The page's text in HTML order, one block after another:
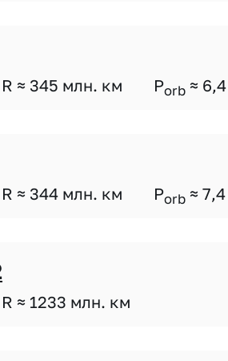
R ≈ 345 млн. км Porb ≈ 6,4
R ≈ 344 млн. км Porb ≈ 7,4
R ≈ 1233 млн. км